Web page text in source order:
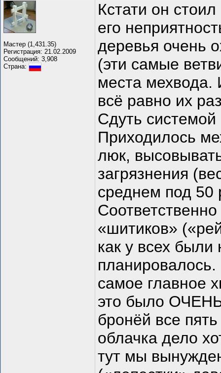
Мастер (1,431.35)
Регистрация: 21.02.2009
Сообщений: 3,908
Страна:
Кстати он
его
деревья очень
(эти самые
места мехвода.
всё равно их
Сдуть
Приходилось
люк,
загрязнения
среднем под
«шитиков»
как у всех
самое главное
это было
бронёй все
облачка дело
тут мы